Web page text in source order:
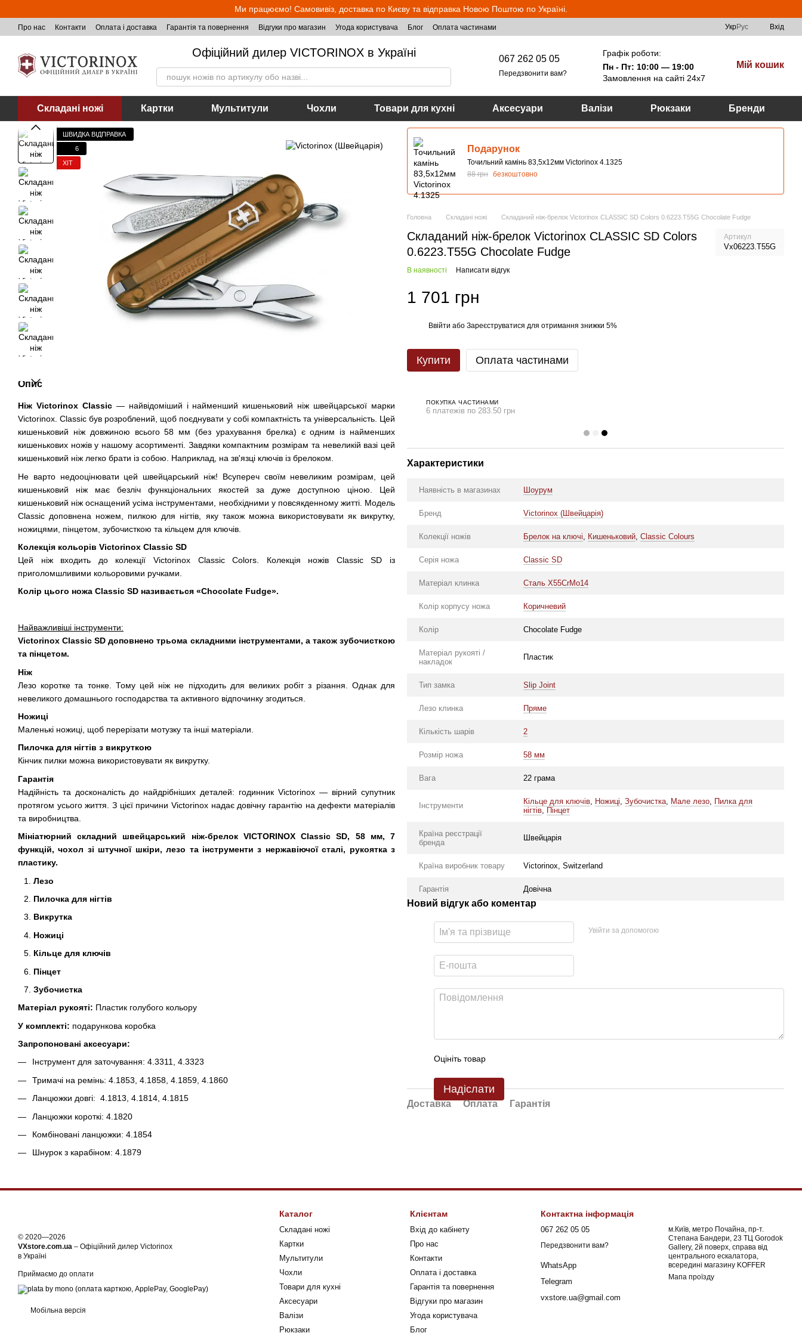
Ми працюємо! Самовивіз, доставка по Києву та відправка Новою Поштою по Україні.
Про нас Контакти Оплата і доставка Гарантія та повернення Відгуки про магазин Угода користувача Блог Оплата частинами УкрРус Вхід
Офіційний дилер VICTORINOX в Україні 067 262 05 05
Передзвонити вам?
Графік роботи:
Пн - Пт: 10:00 — 19:00
Замовлення на сайті 24х7
Мій кошик
Складані ножі Картки Мультитули Чохли Товари для кухні Аксесуари Валізи Рюкзаки Бренди
ШВИДКА ВІДПРАВКА
6
ХІТ
Опис
Ніж Victorinox Classic— найвідоміший і найменший кишеньковий ніж швейцарської марки
Victorinox. Classic був розроблений, щоб поєднувати у собі компактність та універсальність. Цей
кишеньковий ніж довжиною всього 58 мм (без урахування брелка) є одним із найменших
кишенькових ножів у нашому асортименті. Завдяки компактним розмірам та невеликій вазі цей
кишеньковий ніж легко брати із собою. Наприклад, на зв'язці ключів із брелоком.
Не варто недооцінювати цей швейцарський ніж! Всупереч своїм невеликим розмірам, цей
кишеньковий ніж має безліч функціональних якостей за дуже доступною ціною. Цей
кишеньковий ніж оснащений усіма інструментами, необхідними у повсякденному житті. Модель
Classic доповнена ножем, пилкою для нігтів, яку також можна використовувати як викрутку,
ножицями, пінцетом, зубочисткою та кільцем для ключів.
Колекція кольорів Victorinox Classic SD
Цей ніж входить до колекції Victorinox Classic Colors. Колекція ножів Classic SD із
приголомшливими кольоровими ручками.
Колір цього ножа Classic SD називається «Chocolate Fudge».
Найважливіші інструменти:
Victorinox Classic SD доповнено трьома складними інструментами, а також зубочисткою
та пінцетом.
Ніж
Лезо коротке та тонке. Тому цей ніж не підходить для великих робіт з різання. Однак для
невеликого домашнього господарства та активного відпочинку згодиться.
Ножиці
Маленькі ножиці, щоб перерізати мотузку та інші матеріали.
Пилочка для нігтів з викруткою
Кінчик пилки можна використовувати як викрутку.
Гарантія
Надійність та досконалість до найдрібніших деталей: годинник Victorinox — вірний супутник
протягом усього життя. З цієї причини Victorinox надає довічну гарантію на дефекти матеріалів
та виробництва.
Мініатюрний складний швейцарський ніж-брелок VICTORINOX Classic SD, 58 мм, 7
функцій, чохол зі штучної шкіри, лезо та інструменти з нержавіючої сталі, рукоятка з
пластику.
Лезо
Пилочка для нігтів
Викрутка
Ножиці
Кільце для ключів
Пінцет
Зубочистка
Матеріал рукояті: Пластик голубого кольору
У комплекті: подарункова коробка
Запропоновані аксесуари:
Інструмент для заточування: 4.3311, 4.3323
Тримачі на ремінь: 4.1853, 4.1858, 4.1859, 4.1860
Ланцюжки довгі: 4.1813, 4.1814, 4.1815
Ланцюжки короткі: 4.1820
Комбіновані ланцюжки: 4.1854
Шнурок з карабіном: 4.1879
Подарунок
Точильний камінь 83,5х12мм Victorinox 4.1325
88 грн безкоштовно
Головна Складані ножі Складаний ніж-брелок Victorinox CLASSIC SD Colors 0.6223.T55G Chocolate Fudge
Складаний ніж-брелок Victorinox CLASSIC SD Colors
0.6223.T55G Chocolate Fudge
Артикул
Vx06223.T55G
В наявності Написати відгук
1 701 грн
Ввійти або Зареєструватися для отримання знижки 5%
Купити Оплата частинами
ПОКУПКА ЧАСТИНАМИ
6 платежів по 283.50 грн
Характеристики
Наявність в магазинах Шоурум
Бренд Victorinox (Швейцарія)
Колекції ножів Брелок на ключі, Кишеньковий, Classic Colours
Серія ножа Classic SD
Матеріал клинка Сталь X55CrMo14
Колір корпусу ножа Коричневий
Колір Chocolate Fudge​​​​​​​
Матеріал рукояті /
накладок
Пластик
Тип замка Slip Joint
Лезо клинка Пряме
Кількість шарів 2
Розмір ножа 58 мм
Вага 22 грама
Інструменти Кільце для ключів, Ножиці, Зубочистка, Мале лезо, Пилка для
нігтів, Пінцет
Країна реєстрації
бренда
Швейцарія
Країна виробник товару Victorinox, Switzerland
Гарантія Довічна
Новий відгук або коментар
Увійти за допомогою
Оцініть товар
Надіслати
Доставка Оплата Гарантія
© 2020—2026
VXstore.com.ua – Офіційний дилер Victorinox
в Україні
Приймаємо до оплати
Мобільна версія
Каталог
Складані ножі
Картки
Мультитули
Чохли
Товари для кухні
Аксесуари
Валізи
Рюкзаки
Клієнтам
Вхід до кабінету
Про нас
Контакти
Оплата і доставка
Гарантія та повернення
Відгуки про магазин
Угода користувача
Блог
Контактна інформація
067 262 05 05
Передзвонити вам?
WhatsApp
Telegram
vxstore.ua@gmail.com
м.Київ, метро Почайна, пр-т.
Степана Бандери, 23 ТЦ Gorodok
Gallery, 2й поверх, справа від
центрального ескалатора,
всередині магазину KOFFER
Мапа проїзду